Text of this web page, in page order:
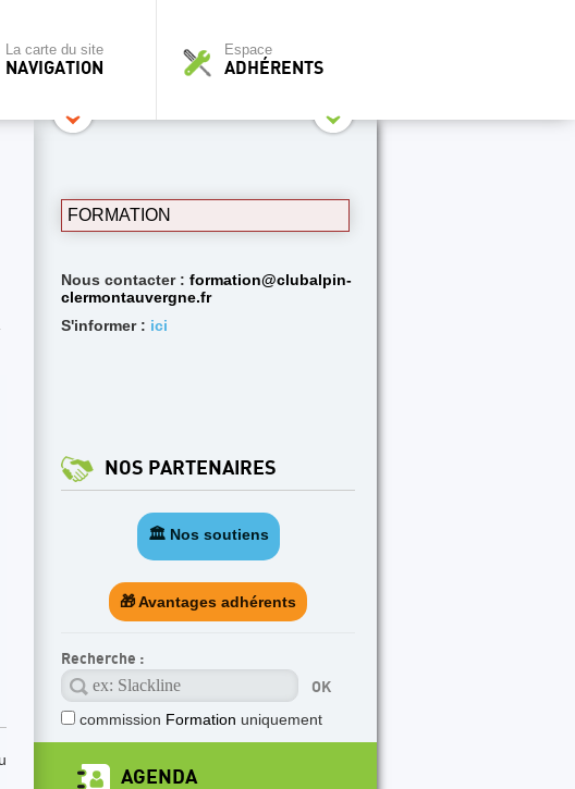
La carte du site
NAVIGATION
Espace
ADHÉRENTS
FORMATION
Nous contacter : formation@clubalpin-
clermontauvergne.fr
S'informer : ici
NOS PARTENAIRES
🏛️ Nos soutiens
🎁 Avantages adhérents
Recherche :
commission Formation uniquement
AGENDA